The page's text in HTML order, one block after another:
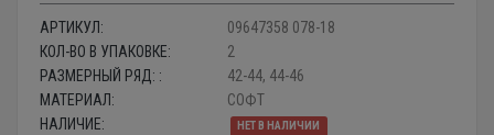
АРТИКУЛ:
09647358 078-18
КОЛ-ВО В УПАКОВКЕ:
2
РАЗМЕРНЫЙ РЯД: :
42-44, 44-46
МАТЕРИАЛ:
СОФТ
НАЛИЧИЕ:
НЕТ В НАЛИЧИИ